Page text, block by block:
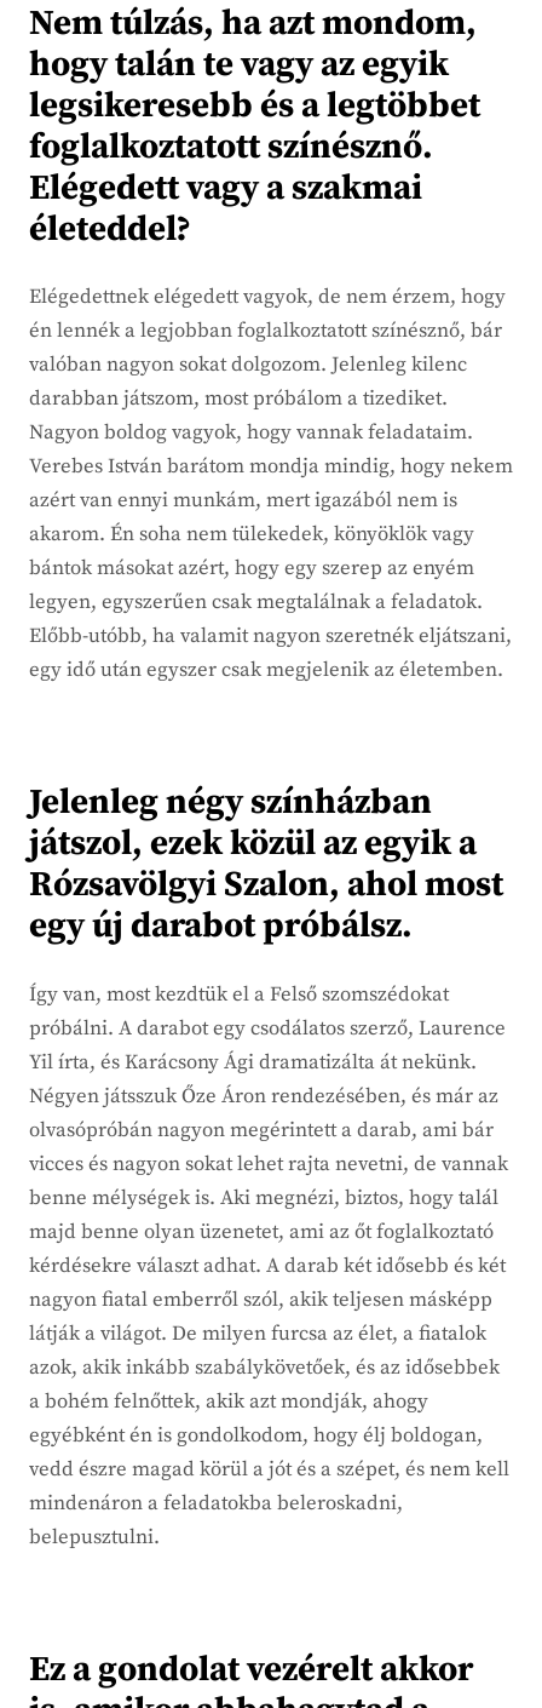
Nem túlzás, ha azt mondom,
hogy talán te vagy az egyik
legsikeresebb és a legtöbbet
foglalkoztatott színésznő.
Elégedett vagy a szakmai
életeddel?
Elégedettnek elégedett vagyok, de nem érzem, hogy
én lennék a legjobban foglalkoztatott színésznő, bár
valóban nagyon sokat dolgozom. Jelenleg kilenc
darabban játszom, most próbálom a tizediket.
Nagyon boldog vagyok, hogy vannak feladataim.
Verebes István barátom mondja mindig, hogy nekem
azért van ennyi munkám, mert igazából nem is
akarom. Én soha nem tülekedek, könyöklök vagy
bántok másokat azért, hogy egy szerep az enyém
legyen, egyszerűen csak megtalálnak a feladatok.
Előbb-utóbb, ha valamit nagyon szeretnék eljátszani,
egy idő után egyszer csak megjelenik az életemben.
Jelenleg négy színházban
játszol, ezek közül az egyik a
Rózsavölgyi Szalon, ahol most
egy új darabot próbálsz.
Így van, most kezdtük el a Felső szomszédokat
próbálni. A darabot egy csodálatos szerző, Laurence
Yil írta, és Karácsony Ági dramatizálta át nekünk.
Négyen játsszuk Őze Áron rendezésében, és már az
olvasópróbán nagyon megérintett a darab, ami bár
vicces és nagyon sokat lehet rajta nevetni, de vannak
benne mélységek is. Aki megnézi, biztos, hogy talál
majd benne olyan üzenetet, ami az őt foglalkoztató
kérdésekre választ adhat. A darab két idősebb és két
nagyon fiatal emberről szól, akik teljesen másképp
látják a világot. De milyen furcsa az élet, a fiatalok
azok, akik inkább szabálykövetőek, és az idősebbek
a bohém felnőttek, akik azt mondják, ahogy
egyébként én is gondolkodom, hogy élj boldogan,
vedd észre magad körül a jót és a szépet, és nem kell
mindenáron a feladatokba beleroskadni,
belepusztulni.
Ez a gondolat vezérelt akkor